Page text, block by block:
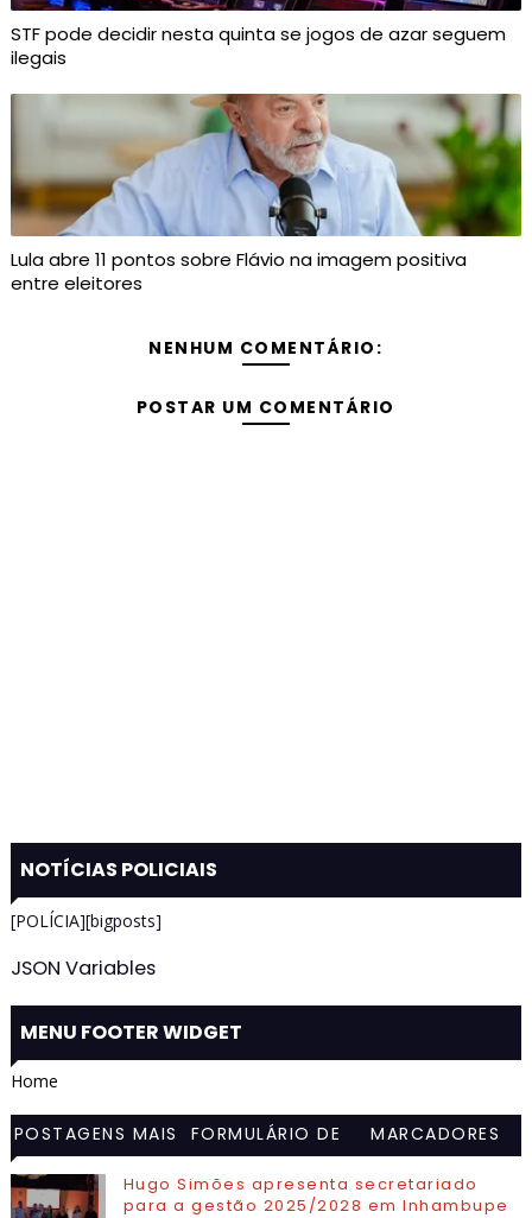
STF pode decidir nesta quinta se jogos de azar seguem
ilegais
Lula abre 11 pontos sobre Flávio na imagem positiva
entre eleitores
NENHUM COMENTÁRIO:
POSTAR UM COMENTÁRIO
NOTÍCIAS POLICIAIS
[POLÍCIA][bigposts]
JSON Variables
MENU FOOTER WIDGET
Home
POSTAGENS MAIS
VISITADAS
FORMULÁRIO DE
MARCADORES
Hugo Simões apresenta secretariado
para a gestão 2025/2028 em Inhambupe